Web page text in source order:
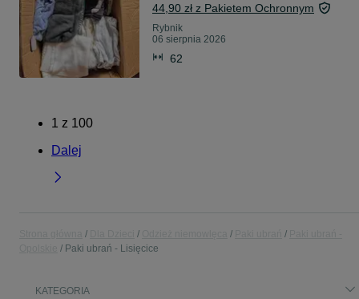
44,90 zł z Pakietem Ochronnym
Rybnik
06 sierpnia 2026
62
1 z 100
Dalej
Paki ubrań - Lisięcice
KATEGORIA